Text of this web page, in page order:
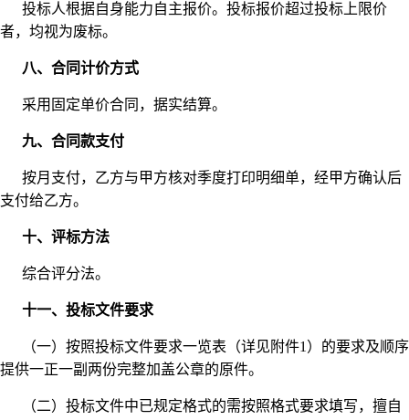
投标人根据自身能力自主报价。投标报价超过投标上限价
者，均视为废标。
八、合同计价方式
采用固定单价合同，据实结算。
九、合同款支付
按月支付，乙方与甲方核对季度打印明细单，经甲方确认后
支付给乙方。
十、评标方法
综合评分法。
十一、投标文件要求
（一）按照投标文件要求一览表（详见附件1）的要求及顺序
提供一正一副两份完整加盖公章的原件。
（二）投标文件中已规定格式的需按照格式要求填写，擅自